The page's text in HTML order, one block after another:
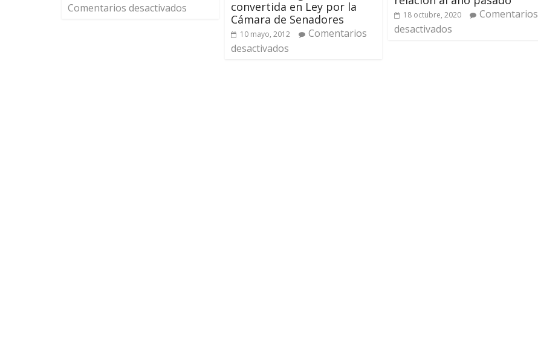
Comentarios desactivados
convertida en Ley por la
Cámara de Senadores
10 mayo, 2012
Comentarios
desactivados
18 octubre, 2020
Comentarios
desactivados